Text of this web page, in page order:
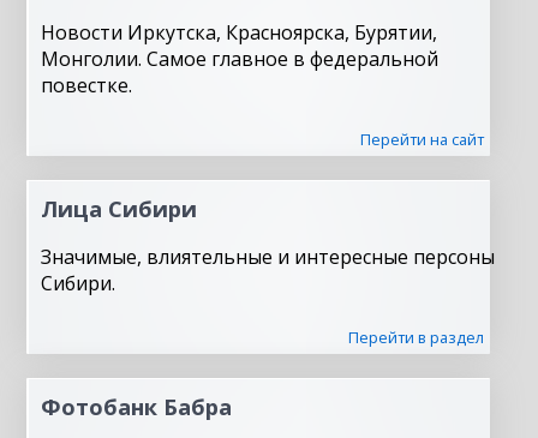
Новости Иркутска, Красноярска, Бурятии,
Монголии. Самое главное в федеральной
повестке.
Перейти на сайт
Лица Сибири
Значимые, влиятельные и интересные персоны
Сибири.
Перейти в раздел
Фотобанк Бабра